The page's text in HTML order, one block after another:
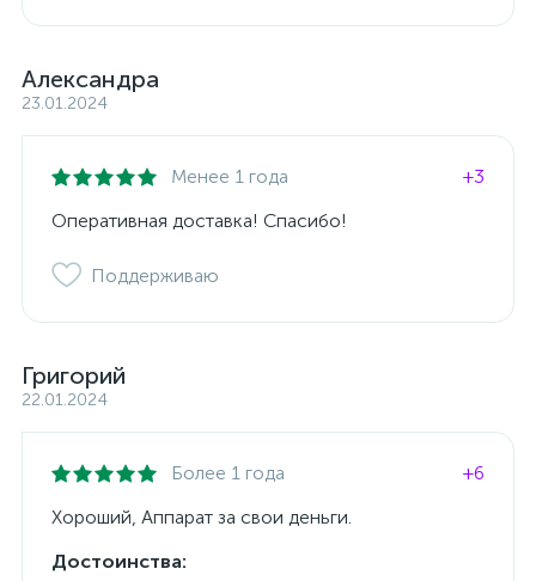
Александра
23.01.2024
Менее 1 года
+3
Оперативная доставка! Спасибо!
Поддерживаю
Григорий
22.01.2024
Более 1 года
+6
Хороший, Аппарат за свои деньги.
Достоинства: